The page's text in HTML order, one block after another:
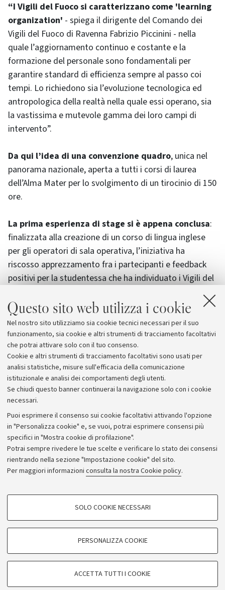
Questo sito web utilizza i cookie
Nel nostro sito utilizziamo sia cookie tecnici necessari per il suo
funzionamento, sia cookie e altri strumenti di tracciamento facoltativi
che potrai attivare solo con il tuo consenso.
Cookie e altri strumenti di tracciamento facoltativi sono usati per
analisi statistiche, misure sull'efficacia della comunicazione
istituzionale e analisi dei comportamenti degli utenti.
Se chiudi questo banner continuerai la navigazione solo con i cookie
necessari.
Puoi esprimere il consenso sui cookie facoltativi attivando l'opzione
in "Personalizza cookie" e, se vuoi, potrai esprimere consensi più
specifici in "Mostra cookie di profilazione".
Potrai sempre rivedere le tue scelte e verificare lo stato dei consensi
rientrando nella sezione "Impostazione cookie" del sito.
Per maggiori informazioni consulta la nostra Cookie policy.
COOKIE DI PROFILAZIONE - FACOLTATIVI
COOKIE TECNICI - NECESSARI
SOLO COOKIE NECESSARI
PERSONALIZZA COOKIE
ACCETTA TUTTI I COOKIE
“I Vigili del Fuoco si caratterizzano come 'learning
organization' - spiega il dirigente del Comando dei
Vigili del Fuoco di Ravenna Fabrizio Piccinini - nella
quale l’aggiornamento continuo e costante e la
formazione del personale sono fondamentali per
garantire standard di efficienza sempre al passo coi
tempi. Lo richiedono sia l’evoluzione tecnologica ed
antropologica della realtà nella quale essi operano, sia
la vastissima e mutevole gamma dei loro campi di
intervento”.
Da qui l’idea di una convenzione quadro, unica nel
panorama nazionale, aperta a tutti i corsi di laurea
dell’Alma Mater per lo svolgimento di un tirocinio di 150
ore.
La prima esperienza di stage si è appena conclusa:
finalizzata alla creazione di un corso di lingua inglese
per gli operatori di sala operativa, l’iniziativa ha
riscosso apprezzamento fra i partecipanti e feedback
positivi per la studentessa che ha individuato i Vigili del
altri incontri tematici, indirizzati in particolare ai
responsabili delle squadre operative, su argomenti
afferenti la prevenzione incendi con il coinvolgimento di
un laureando in ingegneria.
Archivio
Comunicati stampa
Redazione
Rassegna stampa
© Copyright 2026 - ALMA MATER STUDIORUM - Università di
Bologna - Via Zamboni, 33 - 40126 Bologna - PI: 01131710376 -
CF: 80007010376